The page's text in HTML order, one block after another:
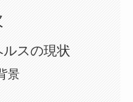
スの現状
景